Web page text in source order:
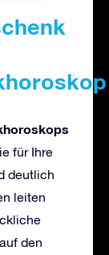
für Ihre
deutlich
leiten
den